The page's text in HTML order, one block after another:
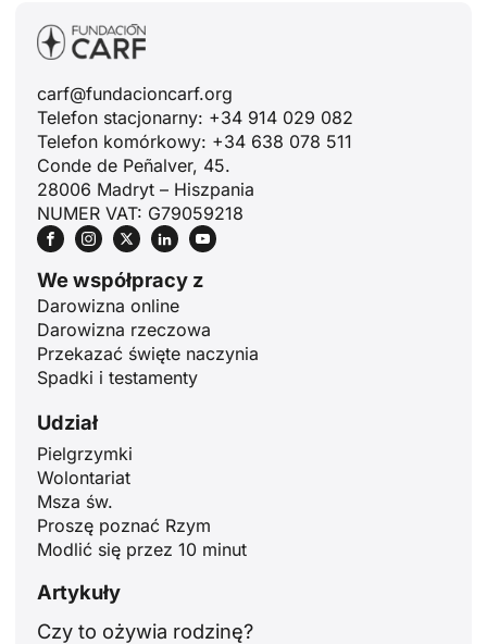
carf@fundacioncarf.org
Telefon stacjonarny: +34 914 029 082
Telefon komórkowy: +34 638 078 511
Conde de Peñalver, 45.
28006 Madryt – Hiszpania
NUMER VAT: G79059218
We współpracy z
Darowizna online
Darowizna rzeczowa
Przekazać święte naczynia
Spadki i testamenty
Udział
Pielgrzymki
Wolontariat
Msza św.
Proszę poznać Rzym
Modlić się przez 10 minut
Artykuły
Czy to ożywia rodzinę?